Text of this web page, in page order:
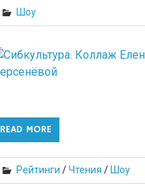
Шоу
READ MORE
Рейтинги /Чтения / Шоу